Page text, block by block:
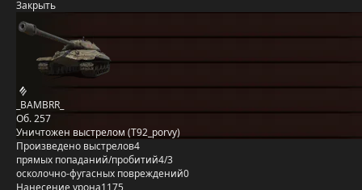
Закрыть
_BAMBRR_
Об. 257
Уничтожен выстрелом (T92_porvy)
Произведено выстрелов4
прямых попаданий/пробитий4/3
осколочно-фугасных повреждений0
Нанесение урона1175